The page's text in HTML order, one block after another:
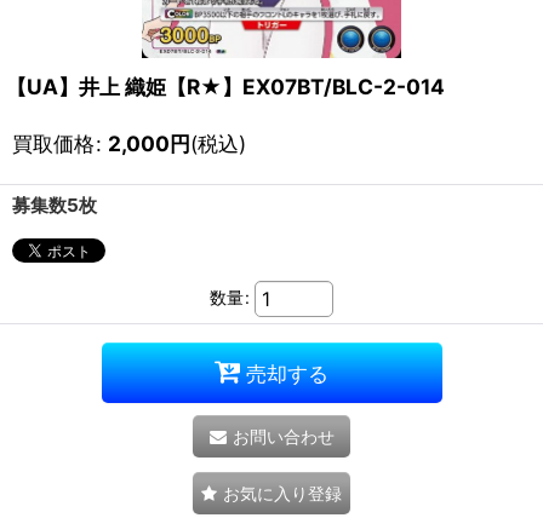
【UA】井上 織姫【R★】EX07BT/BLC-2-014
買取価格: 2,000円(税込)
募集数5枚
数量:
売却する
お問い合わせ
お気に入り登録